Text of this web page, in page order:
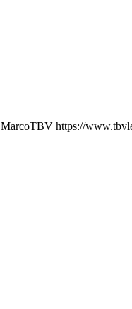
MarcoTBV https://